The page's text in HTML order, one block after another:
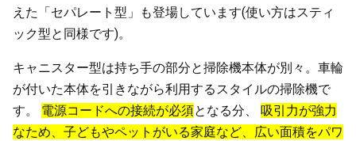
えた「セパレート型」も登場しています(使い方はスティ
ック型と同様です)。
キャニスター型は持ち手の部分と掃除機本体が別々。車輪
が付いた本体を引きながら利用するスタイルの掃除機で
す。 電源コードへの接続が必須となる分、 吸引力が強力
なため、子どもやペットがいる家庭など、広い面積をパワ